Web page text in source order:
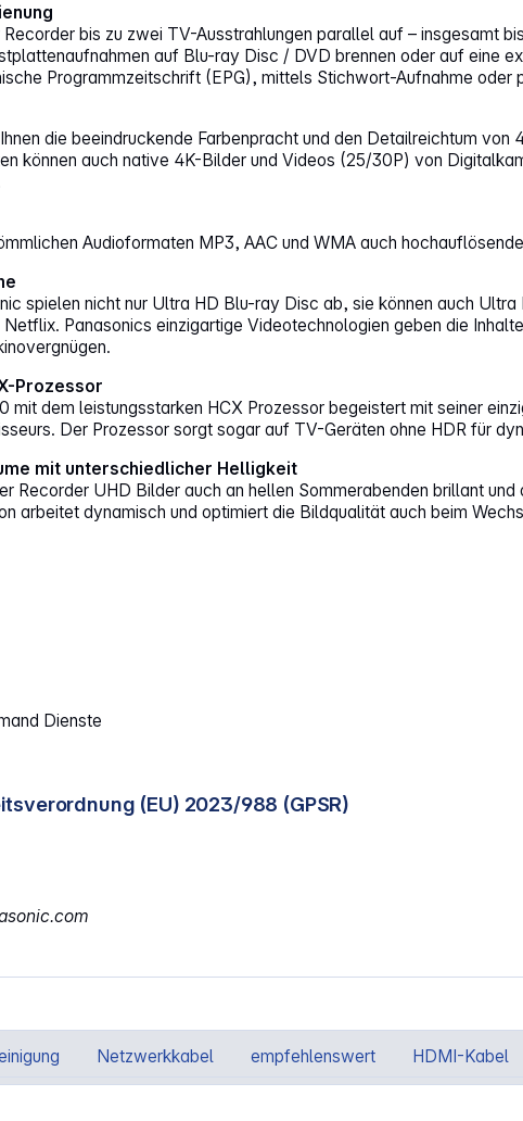
bis zu zwei TV-Ausstrahlungen parallel auf – insgesamt
auf Blu-ray Disc / DVD brennen oder auf eine
Programmzeitschrift (EPG), mittels Stichwort-Aufnahme oder
die beeindruckende Farbenpracht und den Detailreichtum
können auch native 4K-Bilder und Videos (25/30P) von
Audioformaten MP3, AAC und WMA auch
spielen nicht nur Ultra HD Blu-ray Disc ab, sie können auch
Panasonics einzigartige Videotechnologien geben die
Prozessor
dem leistungsstarken HCX Prozessor begeistert mit seiner
Der Prozessor sorgt sogar auf TV-Geräten ohne HDR für
mit unterschiedlicher Helligkeit
Recorder UHD Bilder auch an hellen Sommerabenden brillant
arbeitet dynamisch und optimiert die Bildqualität auch beim
Dienste
(EU) 2023/988 (GPSR)
Netzwerkkabel empfehlenswert HDMI-Kabel